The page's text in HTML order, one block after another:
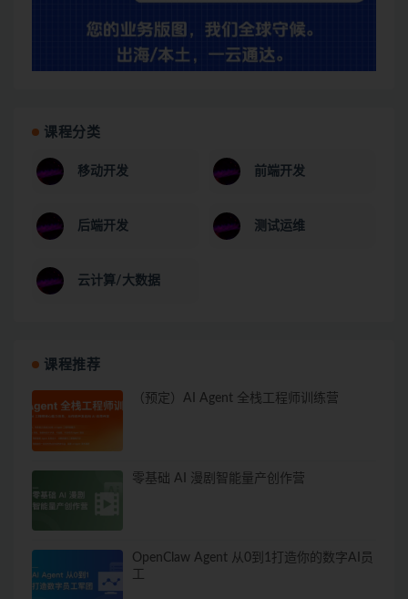
课程分类
移动开发 前端开发
后端开发 测试运维
云计算/大数据
课程推荐
（预定）AI Agent 全栈工程师训练营
零基础 AI 漫剧智能量产创作营
OpenClaw Agent 从0到1打造你的数字AI员